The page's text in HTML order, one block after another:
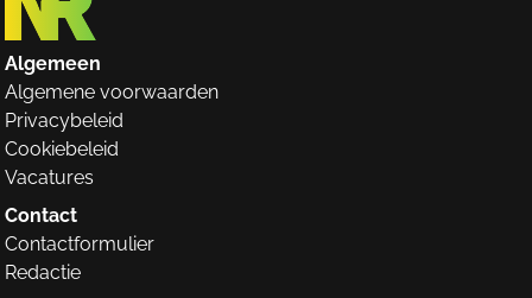
Algemeen
Algemene voorwaarden
Privacybeleid
Cookiebeleid
Vacatures
Contact
Contactformulier
Redactie